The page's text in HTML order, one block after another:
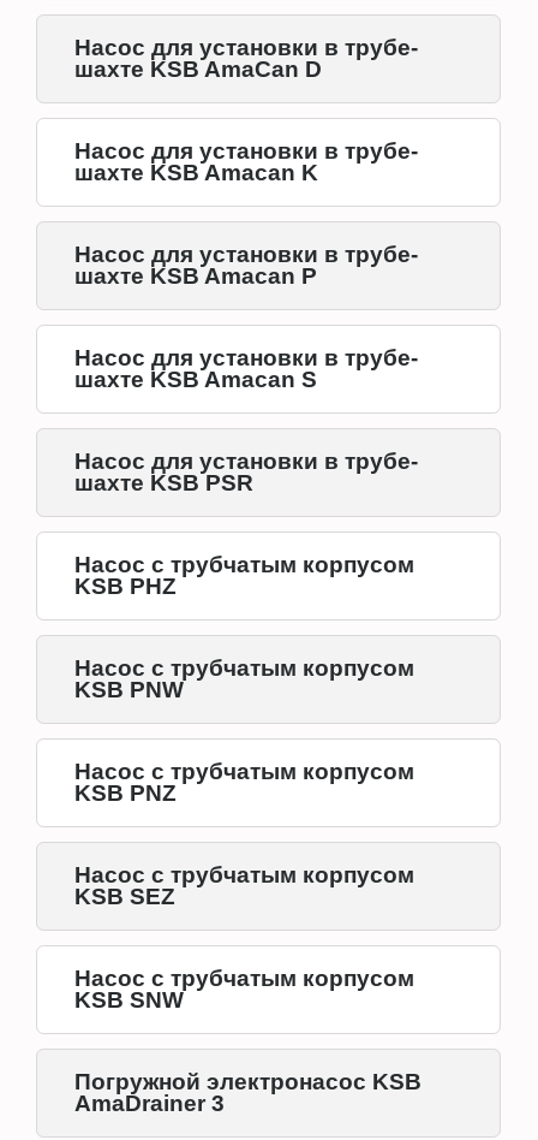
Насос для установки в трубе-
шахте KSB AmaCan D
Насос для установки в трубе-
шахте KSB Amacan K
Насос для установки в трубе-
шахте KSB Amacan P
Насос для установки в трубе-
шахте KSB Amacan S
Насос для установки в трубе-
шахте KSB PSR
Насос с трубчатым корпусом
KSB PHZ
Насос с трубчатым корпусом
KSB PNW
Насос с трубчатым корпусом
KSB PNZ
Насос с трубчатым корпусом
KSB SEZ
Насос с трубчатым корпусом
KSB SNW
Погружной электронасос KSB
AmaDrainer 3